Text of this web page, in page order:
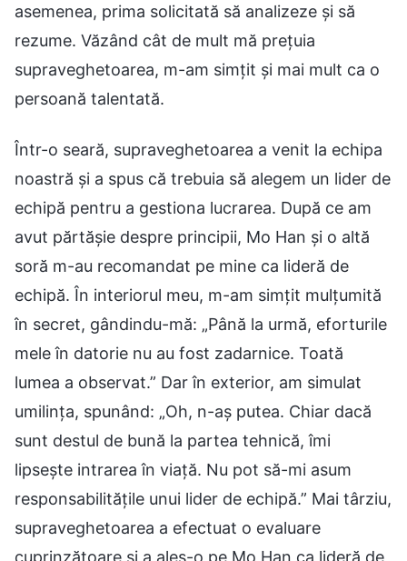
asemenea, prima solicitată să analizeze și să
rezume. Văzând cât de mult mă prețuia
supraveghetoarea, m-am simțit și mai mult ca o
persoană talentată.
Într-o seară, supraveghetoarea a venit la echipa
noastră și a spus că trebuia să alegem un lider de
echipă pentru a gestiona lucrarea. După ce am
avut părtășie despre principii, Mo Han și o altă
soră m-au recomandat pe mine ca lideră de
echipă. În interiorul meu, m-am simțit mulțumită
în secret, gândindu-mă: „Până la urmă, eforturile
mele în datorie nu au fost zadarnice. Toată
lumea a observat.” Dar în exterior, am simulat
umilința, spunând: „Oh, n-aș putea. Chiar dacă
sunt destul de bună la partea tehnică, îmi
lipsește intrarea în viață. Nu pot să-mi asum
responsabilitățile unui lider de echipă.” Mai târziu,
supraveghetoarea a efectuat o evaluare
cuprinzătoare și a ales-o pe Mo Han ca lideră de